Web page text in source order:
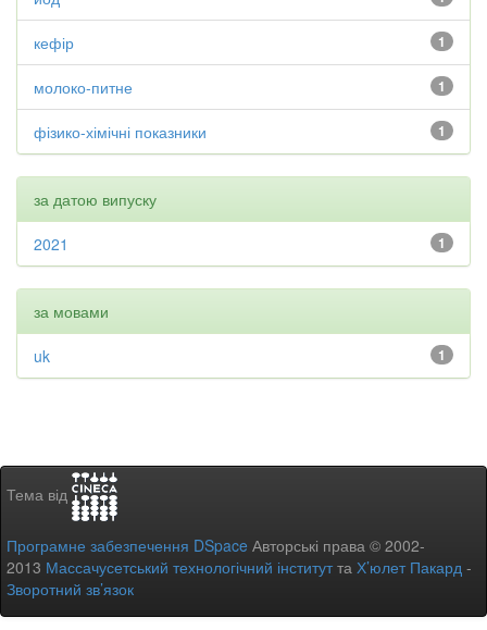
1
кефір
1
молоко-питне
1
фізико-хімічні показники
за датою випуску
1
2021
за мовами
1
uk
Тема від
Програмне забезпечення DSpace Авторські права © 2002-
2013 Массачусетський технологічний інститутта Х’юлет Пакард -
Зворотний зв’язок